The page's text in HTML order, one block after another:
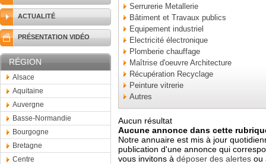
ACTUALITÉ
PRÉSENTATION VIDÉO
RÉGION
Alsace
Aquitaine
Auvergne
Basse-Normandie
Bourgogne
Bretagne
Centre
Serrurerie Metallerie
Bâtiment et Travaux publics
Equipement industriel
Electricité électronique
Plomberie chauffage
Maîtrise d'oeuvre Architecture
Récupération Recyclage
Peinture vitrerie
Autres
Aucun résultat
Aucune annonce dans cette
Notre annuaire est mis à jour
publication d'une annonce qui
vous invitons à déposer des alertes ou